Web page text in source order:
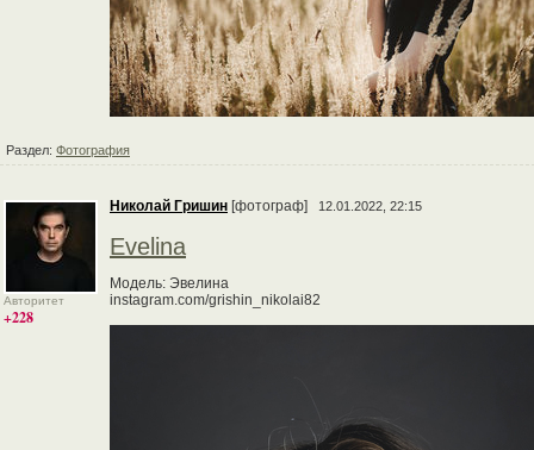
Раздел: Фотография
Авторитет
+228
Николай Гришин [фотограф] 12.01.2022, 22:15
Evelina
Модель: Эвелина
instagram.com/grishin_nikolai82